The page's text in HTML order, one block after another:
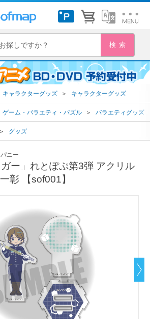
キャラクターグッズ ＞ キャラクターグッズ
ゲーム・バラエティ・パズル ＞ バラエティグッズ
＞ グッズ
ニー
ガー」れとぽぷ第3弾 アクリル
彰 【sof001】